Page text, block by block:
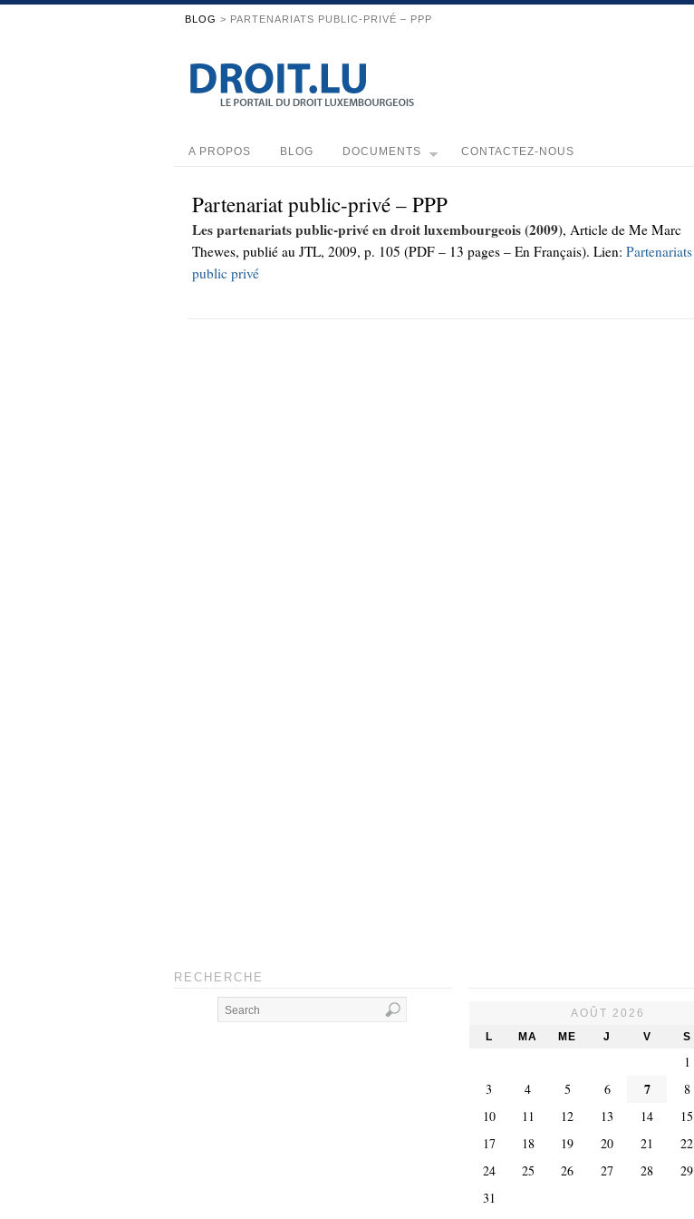
BLOG > PARTENARIATS PUBLIC-PRIVÉ – PPP
A PROPOS BLOG DOCUMENTS CONTACTEZ-NOUS
Partenariat public-privé – PPP
Les partenariats public-privé en droit luxembourgeois (2009), Article de Me Marc
Thewes, publié au JTL, 2009, p. 105 (PDF – 13 pages – En Français). Lien: Partenariats
public privé
RECHERCHE
AOÛT 2026
L
MA ME J V S
1
3
4 5 6 7 8
10
11 12 13 14 15
17
18 19 20 21 22
24
25 26 27 28 29
31